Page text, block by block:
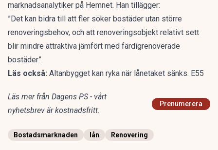
marknadsanalytiker på Hemnet. Han tillägger:
”Det kan bidra till att fler söker bostäder utan större
renoveringsbehov, och att renoveringsobjekt relativt sett
blir mindre attraktiva jämfört med färdigrenoverade
bostäder”.
Läs också: Altanbygget kan ryka när lånetaket sänks. E55
Läs mer från Dagens PS - vårt
nyhetsbrev är kostnadsfritt:
Prenumerera
Bostadsmarknaden lån Renovering